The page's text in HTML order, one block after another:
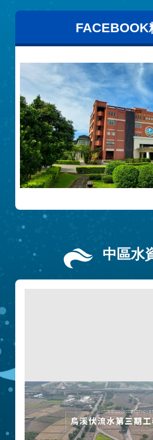
決台中縣市、苗栗等地
生用水、工業用水與農
FACEBOOK
中區水